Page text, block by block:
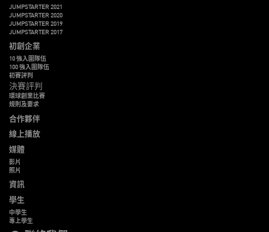
JUMPSTARTER 2021
JUMPSTARTER 2020
JUMPSTARTER 2019
JUMPSTARTER 2017
初創企業
10 強入圍隊伍
100 強入圍隊伍
初賽評判
決賽評判
環球創業比賽
規則及要求
合作夥伴
線上播放
媒體
影片
照片
資訊
學生
中學生
專上學生